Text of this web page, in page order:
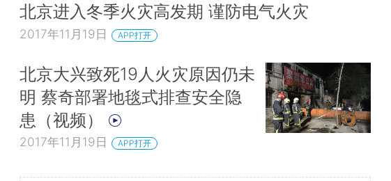
北京进入冬季火灾高发期 谨防电气火灾
2017年11月19日 APP打开
北京大兴致死19人火灾原因仍未
明 蔡奇部署地毯式排查安全隐
患（视频）
2017年11月19日 APP打开